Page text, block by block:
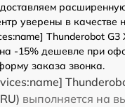
уверены в качестве
Thunderobot G3
на -15% дешевле при
заказа звонка.
выполняется на